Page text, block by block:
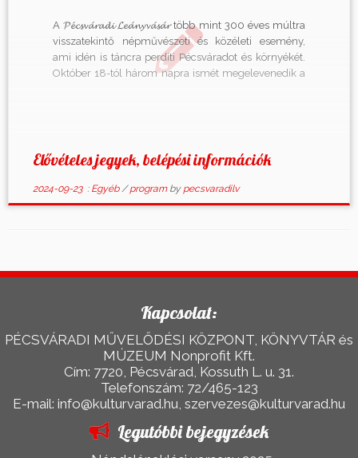
A 𝓟𝓮́𝓬𝓼𝓿𝓪́𝓻𝓪𝓭𝓲 𝓛𝓮𝓪́𝓷𝔂𝓿𝓪́𝓼𝓪́𝓻 több mint 300 éves múltra
visszatekintő népművészeti és közéleti esemény,
ami idén is táncra perdíti Pécsváradot és környékét.
Október 18-tól három napra ismét megelevenedik a
Elővételes jegyek, belépési információk
2024-09-23: Egyéb/program by pecsvaradilv
Kapcsolat:
PÉCSVÁRADI MŰVELŐDÉSI KÖZPONT, KÖNYVTÁR és
MÚZEUM Nonprofit Kft.
Cím: 7720, Pécsvárad, Kossuth L. u. 31.
Telefonszám: 72/465-123
E-mail: info@kulturvarad.hu, szervezes@kulturvarad.hu
Legutóbbi bejegyzések